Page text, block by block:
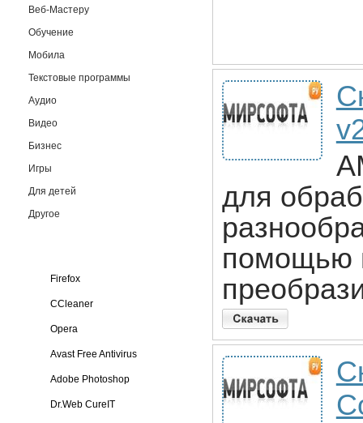
Веб-Мастеру
Обучение
Мобила
Текстовые программы
Аудио
Видео
Бизнес
Игры
Для детей
Другое
Firefox
CCleaner
Opera
Avast Free Antivirus
Adobe Photoshop
Dr.Web CureIT
для
помощью